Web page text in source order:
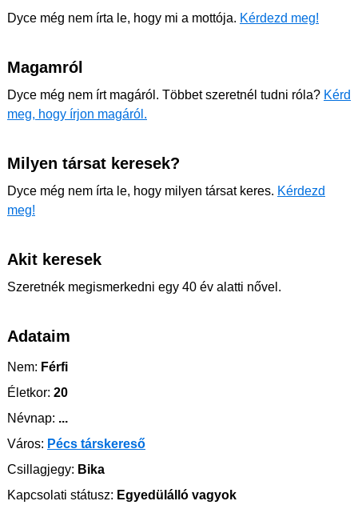
Dyce még nem írta le, hogy mi a mottója. Kérdezd meg!
Magamról
Dyce még nem írt magáról. Többet szeretnél tudni róla? Kérd
meg, hogy írjon magáról.
Milyen társat keresek?
Dyce még nem írta le, hogy milyen társat keres. Kérdezd
meg!
Akit keresek
Szeretnék megismerkedni egy 40 év alatti nővel.
Adataim
Nem: Férfi
Életkor: 20
Névnap: ...
Város: Pécs társkereső
Csillagjegy: Bika
Kapcsolati státusz: Egyedülálló vagyok